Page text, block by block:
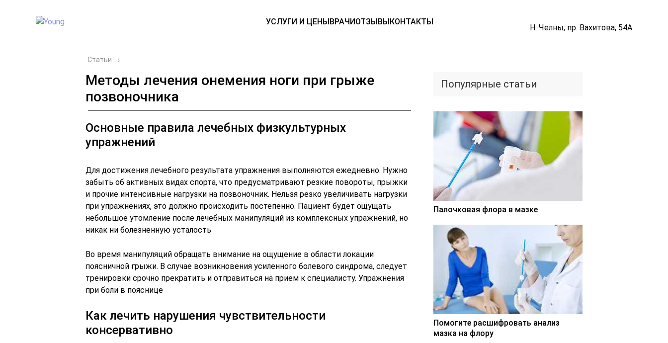
УСЛУГИ И ЦЕНЫВРАЧИОТЗЫВЫКОНТАКТЫ
Н. Челны, пр. Вахитова, 54А
Статьи ›
Методы лечения онемения ноги при грыже
позвоночника
Основные правила лечебных физкультурных
упражнений
Для достижения лечебного результата упражнения выполняются ежедневно. Нужно
забыть об активных видах спорта, что предусматривают резкие повороты, прыжки
и прочие интенсивные нагрузки на позвоночник. Нельзя резко увеличивать нагрузки
при упражнениях, это должно происходить постепенно. Пациент будет ощущать
небольшое утомление после лечебных манипуляций из комплексных упражнений, но
никак ни болезненную усталость
Во время манипуляций обращать внимание на ощущение в области локации
поясничной грыжи. В случае возникновения усиленного болевого синдрома, следует
тренировки срочно прекратить и отправиться на прием к специалисту. Упражнения
при боли в пояснице
Как лечить нарушения чувствительности
консервативно
Популярные статьи
Палочковая флора в мазке
Помогите расшифровать анализ
мазка на флору